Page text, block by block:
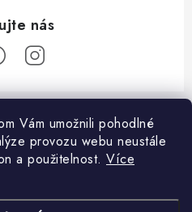
Vám umožnili pohodlné
provozu webu neustále
a použitelnost. Více